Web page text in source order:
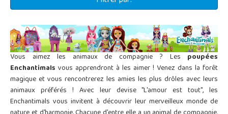
Vous aimez les animaux de compagnie ? Les poupées
Enchantimals vous apprendront à les aimer ! Venez dans la forêt
magique et vous rencontrerez les amies les plus drôles avec leurs
animaux préférés ! Avec leur devise "L'amour est tout", les
Enchantimals vous invitent à découvrir leur merveilleux monde de